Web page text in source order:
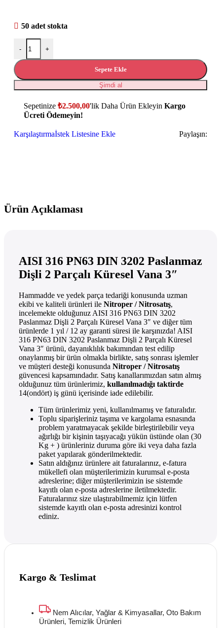
50 adet stokta
- +
Sepete Ekle
Şimdi al
Sepetinize ₺2.500,00'lik Daha Ürün Ekleyin Kargo
Ücreti Ödemeyin!
Karşılaştırmaİstek Listesine Ekle Paylaşın:
Ürün Açıklaması
AISI 316 PN63 DIN 3202 Paslanmaz
Dişli 2 Parçalı Küresel Vana 3″
Hammadde ve yedek parça tedariği konusunda uzman
ekibi ve kaliteli ürünleri ile Nitroper / Nitrosatış,
incelemekte olduğunuz AISI 316 PN63 DIN 3202
Paslanmaz Dişli 2 Parçalı Küresel Vana 3″ ve diğer tüm
ürünlerde 1 yıl / 12 ay garanti süresi ile karşınızda! AISI
316 PN63 DIN 3202 Paslanmaz Dişli 2 Parçalı Küresel
Vana 3″ ürünü, dayanıklılık bakımından test edilip
onaylanmış bir ürün olmakla birlikte, satış sonrası işlemler
ve müşteri desteği konusunda Nitroper / Nitrosatış
güvencesi kapsamındadır. Satış kanallarımızdan satın almış
olduğunuz tüm ürünlerimiz, kullanılmadığı taktirde
14(ondört) iş günü içerisinde iade edilebilir.
Tüm ürünlerimiz yeni, kullanılmamış ve faturalıdır.
Toplu siparişleriniz taşıma ve kargolama esnasında
problem yaratmayacak şekilde birleştirilebilir veya
ağırlığı bir kişinin taşıyacağı yükün üstünde olan (30
Kg + ) ürünleriniz duruma göre iki veya daha fazla
paket yapılarak gönderilmektedir.
Satın aldığınız ürünlere ait faturalarınız, e-fatura
mükellefi olan müşterilerimizin kurumsal e-posta
adreslerine; diğer müşterilerimizin ise sistemde
kayıtlı olan e-posta adreslerine iletilmektedir.
Faturalarınız size ulaştırabilmemiz için lütfen
sistemde kayıtlı olan e-posta adresinizi kontrol
ediniz.
Kargo & Teslimat
Nem Alıcılar, Yağlar & Kimyasallar, Oto Bakım
Ürünleri, Temizlik Ürünleri